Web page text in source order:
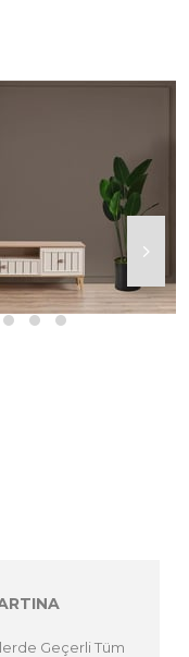
Geçerli Tüm